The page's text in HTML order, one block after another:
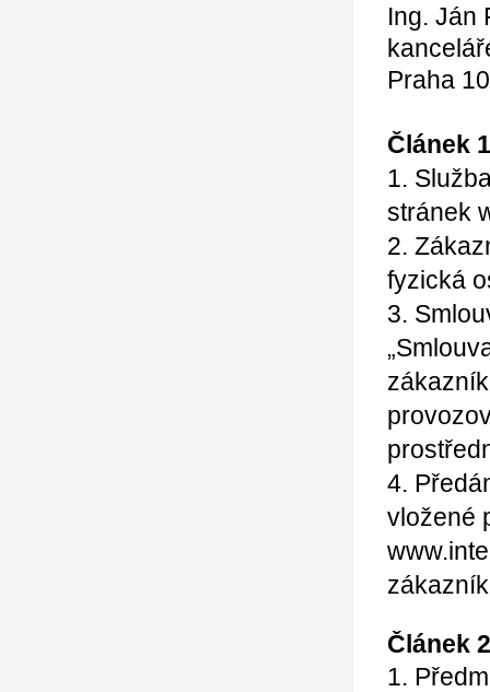
Ing. Ján
Praha
Článek
1.
stránek
2.
fyzická
3.
4.
vložené
Článek
1.